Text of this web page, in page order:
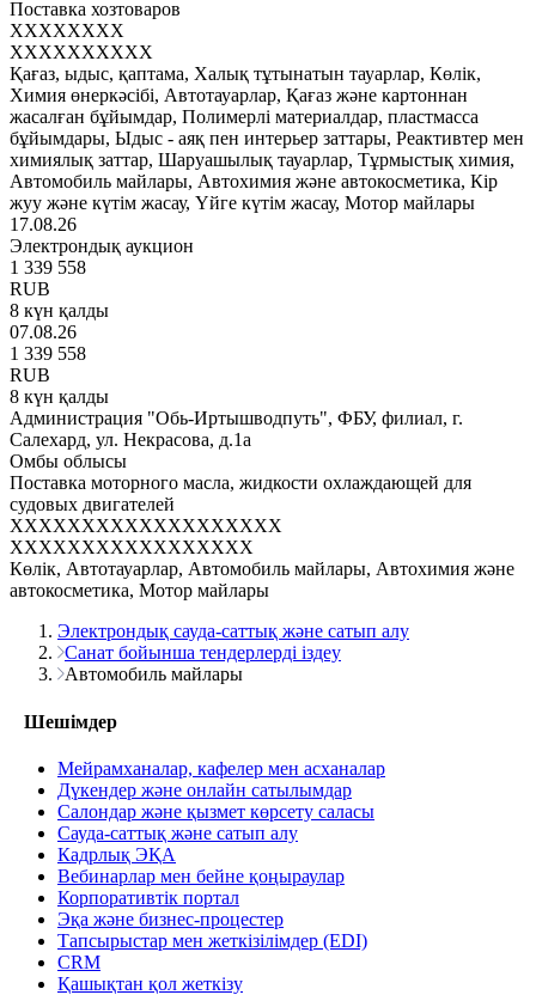
Поставка хозтоваров
XXXXXXXX
XXXXXXXXXX
Қағаз, ыдыс, қаптама, Халық тұтынатын тауарлар, Көлік,
Химия өнеркәсібі, Автотауарлар, Қағаз және картоннан
жасалған бұйымдар, Полимерлі материалдар, пластмасса
бұйымдары, Ыдыс - аяқ пен интерьер заттары, Реактивтер мен
химиялық заттар, Шаруашылық тауарлар, Тұрмыстық химия,
Автомобиль майлары, Автохимия және автокосметика, Кір
жуу және күтім жасау, Үйге күтім жасау, Мотор майлары
17.08.26
Электрондық аукцион
1 339 558
RUB
8 күн қалды
07.08.26
1 339 558
RUB
8 күн қалды
Администрация "Обь-Иртышводпуть", ФБУ, филиал, г.
Салехард, ул. Некрасова, д.1а
Омбы облысы
Поставка моторного масла, жидкости охлаждающей для
судовых двигателей
XXXXXXXXXXXXXXXXXXX
XXXXXXXXXXXXXXXXX
Көлік, Автотауарлар, Автомобиль майлары, Автохимия және
автокосметика, Мотор майлары
Электрондық сауда-саттық және сатып алу
Санат бойынша тендерлерді іздеу
Автомобиль майлары
Шешімдер
Мейрамханалар, кафелер мен асханалар
Дүкендер және онлайн сатылымдар
Салондар және қызмет көрсету саласы
Сауда-саттық және сатып алу
Кадрлық ЭҚА
Вебинарлар мен бейне қоңыраулар
Корпоративтік портал
Эқа және бизнес-процестер
Тапсырыстар мен жеткізілімдер (EDI)
CRM
Қашықтан қол жеткізу